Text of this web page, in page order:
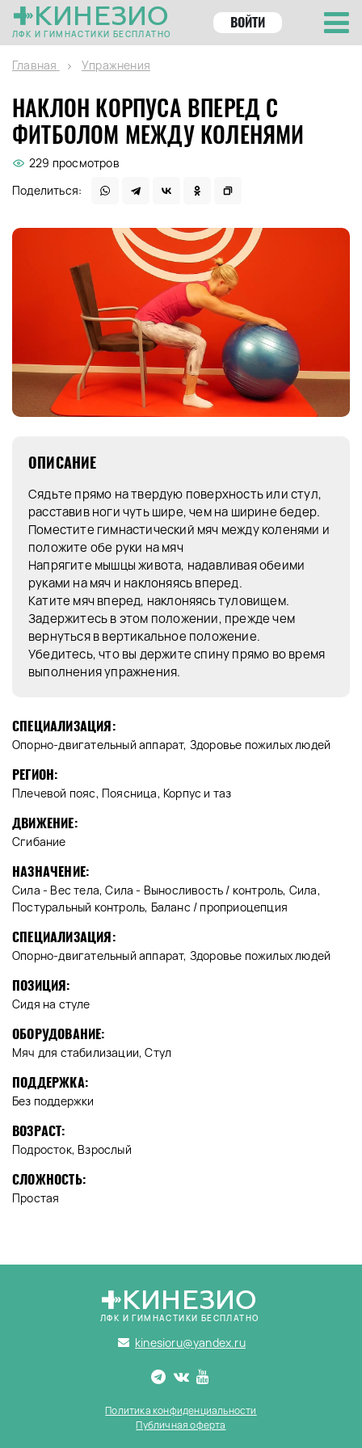
КИНЕЗИО
ЛФК И ГИМНАСТИКИ БЕСПЛАТНО
ВОЙТИ
Главная Упражнения
НАКЛОН КОРПУСА ВПЕРЕД С
ФИТБОЛОМ МЕЖДУ КОЛЕНЯМИ
229 просмотров
Поделиться:
ОПИСАНИЕ
Сядьте прямо на твердую поверхность или стул,
расставив ноги чуть шире, чем на ширине бедер.
Поместите гимнастический мяч между коленями и
положите обе руки на мяч
Напрягите мышцы живота, надавливая обеими
руками на мяч и наклоняясь вперед.
Катите мяч вперед, наклоняясь туловищем.
Задержитесь в этом положении, прежде чем
вернуться в вертикальное положение.
Убедитесь, что вы держите спину прямо во время
выполнения упражнения.
СПЕЦИАЛИЗАЦИЯ:
Опорно-двигательный аппарат, Здоровье пожилых людей
РЕГИОН:
Плечевой пояс, Поясница, Корпус и таз
ДВИЖЕНИЕ:
Сгибание
НАЗНАЧЕНИЕ:
Сила - Вес тела, Сила - Выносливость / контроль, Сила,
Постуральный контроль, Баланс / проприоцепция
СПЕЦИАЛИЗАЦИЯ:
Опорно-двигательный аппарат, Здоровье пожилых людей
ПОЗИЦИЯ:
Сидя на стуле
ОБОРУДОВАНИЕ:
Мяч для стабилизации, Стул
ПОДДЕРЖКА:
Без поддержки
ВОЗРАСТ:
Подросток, Взрослый
СЛОЖНОСТЬ:
Простая
КИНЕЗИО
ЛФК И ГИМНАСТИКИ БЕСПЛАТНО
kinesioru@yandex.ru
Политика конфиденциальности
Публичная оферта